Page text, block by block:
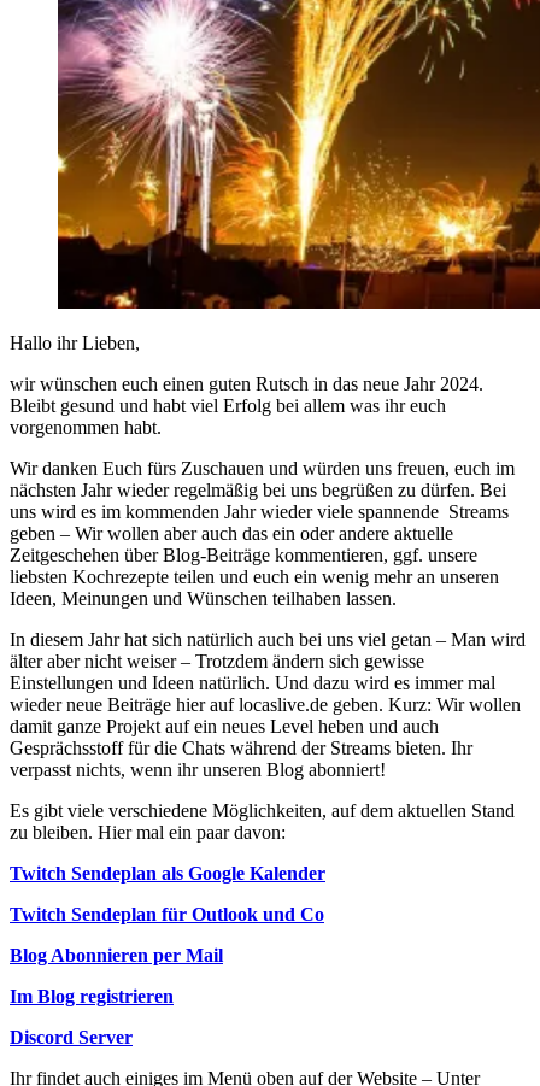
Hallo ihr Lieben,
wir wünschen euch einen guten Rutsch in das neue Jahr 2024.
Bleibt gesund und habt viel Erfolg bei allem was ihr euch
vorgenommen habt.
Wir danken Euch fürs Zuschauen und würden uns freuen, euch im
nächsten Jahr wieder regelmäßig bei uns begrüßen zu dürfen. Bei
uns wird es im kommenden Jahr wieder viele spannende Streams
geben – Wir wollen aber auch das ein oder andere aktuelle
Zeitgeschehen über Blog-Beiträge kommentieren, ggf. unsere
liebsten Kochrezepte teilen und euch ein wenig mehr an unseren
Ideen, Meinungen und Wünschen teilhaben lassen.
In diesem Jahr hat sich natürlich auch bei uns viel getan – Man wird
älter aber nicht weiser – Trotzdem ändern sich gewisse
Einstellungen und Ideen natürlich. Und dazu wird es immer mal
wieder neue Beiträge hier auf locaslive.de geben. Kurz: Wir wollen
damit ganze Projekt auf ein neues Level heben und auch
Gesprächsstoff für die Chats während der Streams bieten. Ihr
verpasst nichts, wenn ihr unseren Blog abonniert!
Es gibt viele verschiedene Möglichkeiten, auf dem aktuellen Stand
zu bleiben. Hier mal ein paar davon:
Twitch Sendeplan als Google Kalender
Twitch Sendeplan für Outlook und Co
Blog Abonnieren per Mail
Im Blog registrieren
Discord Server
Ihr findet auch einiges im Menü oben auf der Website – Unter